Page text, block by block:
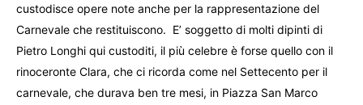
custodisce opere note anche per la rappresentazione del
Carnevale che restituiscono. E’ soggetto di molti dipinti di
Pietro Longhi qui custoditi, il più celebre è forse quello con il
rinoceronte Clara, che ci ricorda come nel Settecento per il
carnevale, che durava ben tre mesi, in Piazza San Marco